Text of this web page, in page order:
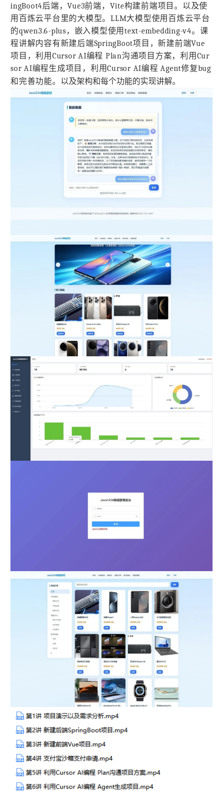
ingBoot4后端，Vue3前端，Vite构建前端项目。以及使
用百炼云平台里的大模型。LLM大模型使用百炼云平台
的qwen3.6-plus，嵌入模型使用text-embedding-v4。课
程讲解内容有新建后端SpringBoot项目，新建前端Vue
项目，利用Cursor AI编程 Plan沟通项目方案，利用Cur
sor AI编程生成项目，利用Cursor AI编程 Agent修复bug
和完善功能。 以及架构和每个功能的实现讲解。